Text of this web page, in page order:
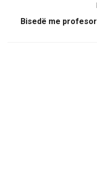
Bisedë me